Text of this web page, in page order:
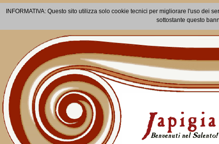
INFORMATIVA: Questo sito utilizza solo cookie tecnici per migliorare l'uso dei
sottostante questo